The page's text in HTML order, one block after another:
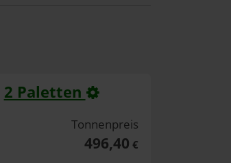
2 Paletten
Tonnenpreis
496,40 €